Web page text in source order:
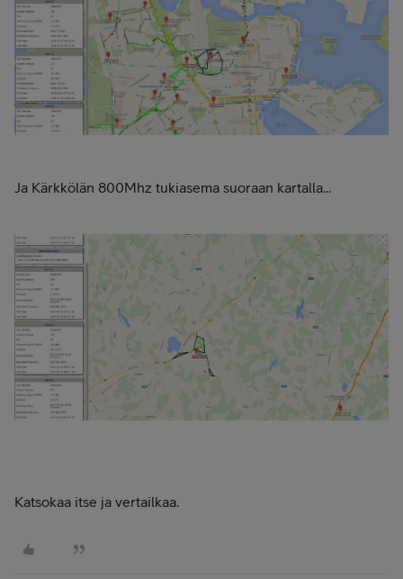
Ja Kärkkölän 800Mhz tukiasema suoraan kartalla...
Katsokaa itse ja vertailkaa.